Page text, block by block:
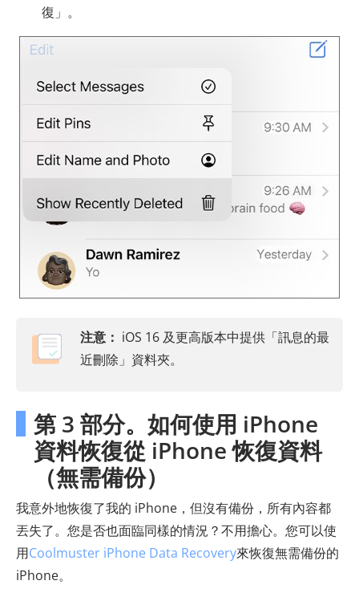
復」。
注意： iOS 16 及更高版本中提供「訊息的最
近刪除」資料夾。
第 3 部分。如何使用 iPhone
資料恢復從 iPhone 恢復資料
（無需備份）
我意外地恢復了我的 iPhone，但沒有備份，所有內容都
丟失了。您是否也面臨同樣的情況？不用擔心。您可以使
用Coolmuster iPhone Data Recovery來恢復無需備份的
iPhone。